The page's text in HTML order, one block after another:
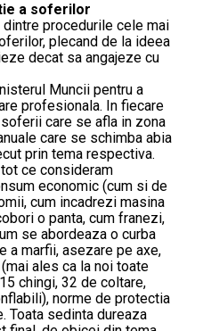
a soferilor
procedurile cele mai
plecand de la ideea
decat sa angajeze cu
Muncii pentru a
profesionala. In fiecare
care se afla in zona
care se schimba abia
prin tema respectiva.
ce consideram
economic (cum si de
cum incadrezi masina
o panta, cum franezi,
se abordeaza o curba
a marfii, asezare pe axe,
ales ca la noi toate
chingi, 32 de coltare,
norme de protectia
Toata sedinta dureaza